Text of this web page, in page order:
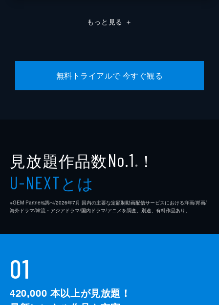
もっと見る ＋
無料トライアルで 今すぐ観る
見放題作品数No.1 ※ ！
U-NEXTとは
※GEM Partners調べ/2026年7⽉ 国内の主要な定額制動画配信サービスにおける洋画/邦画/
海外ドラマ/韓流・アジアドラマ/国内ドラマ/アニメを調査。別途、有料作品あり。
01
420,000 本以上が見放題！